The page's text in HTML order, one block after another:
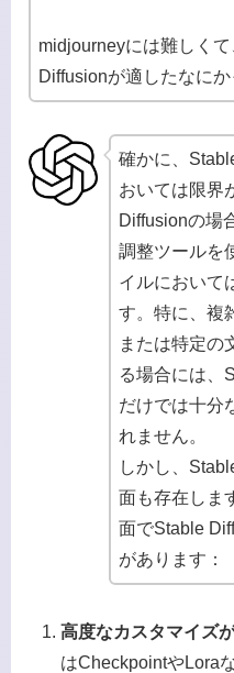
midjourneyには難しく
Diffusionが適したなに
確かに、
おいては限界
Diffusionの場
調整ツールを
イルにおいて
す。特に、複
または特定の
る場合には、
だけでは十分
れません。
しかし、
面も存在しま
面でStable
があります：
高度なカスタマイズ
はCheckpointやLora